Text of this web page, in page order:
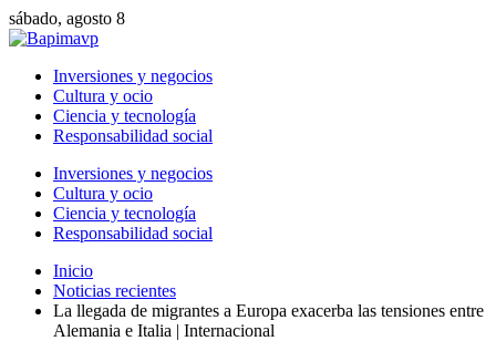
sábado, agosto 8
Inversiones y negocios
Cultura y ocio
Ciencia y tecnología
Responsabilidad social
Inversiones y negocios
Cultura y ocio
Ciencia y tecnología
Responsabilidad social
Inicio
Noticias recientes
La llegada de migrantes a Europa exacerba las tensiones entre
Alemania e Italia | Internacional